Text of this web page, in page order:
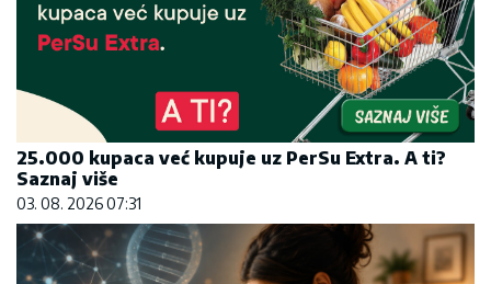
25.000 kupaca već kupuje uz PerSu Extra. A ti?
Saznaj više
03. 08. 2026 07:31